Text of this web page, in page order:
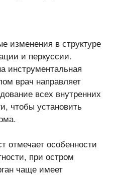
изменения в структуре
и перкуссии.
инструментальная
врач направляет
всех внутренних
чтобы установить
отмечает особенности
при остром
чаще имеет